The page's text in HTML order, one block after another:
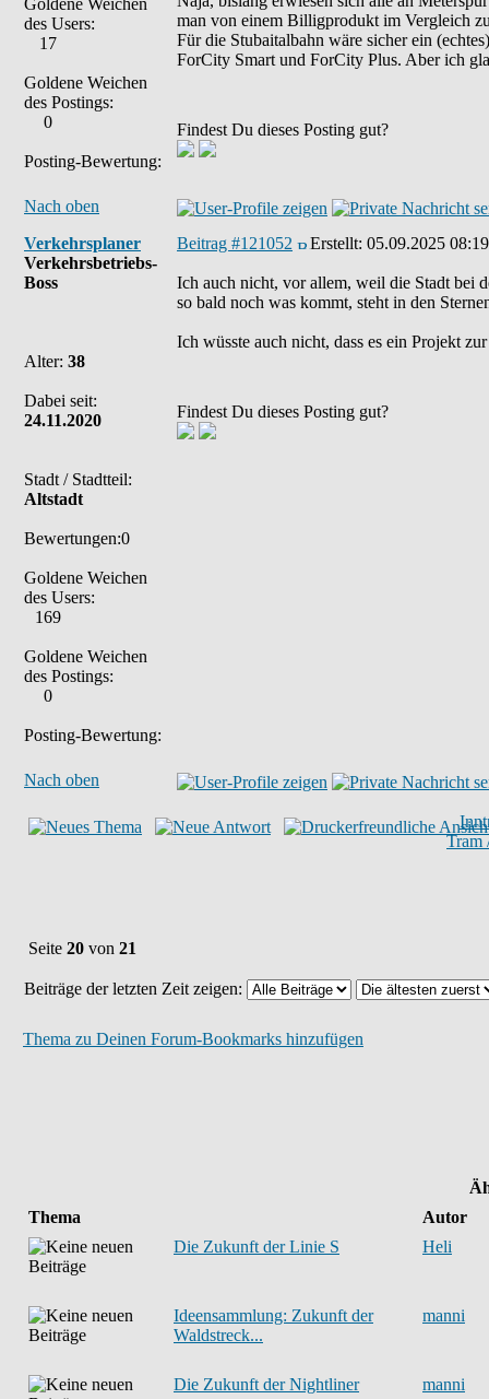
Goldene Weichen
des Users:
17
Goldene Weichen
des Postings:
0
Posting-Bewertung:
man von einem Billigprodukt im Vergleich
Für die Stubaitalbahn wäre sicher ein
ForCity Smart und ForCity Plus. Aber ich
Findest Du dieses Posting gut?
Nach oben
Verkehrsplaner
Verkehrsbetriebs-
Boss
Alter: 38
Dabei seit:
24.11.2020
Stadt / Stadtteil:
Altstadt
Bewertungen:0
Goldene Weichen
des Users:
169
Goldene Weichen
des Postings:
0
Posting-Bewertung:
Beitrag #121052 Erstellt: 05.09.2025 08:19
Ich auch nicht, vor allem, weil die Stadt bei
so bald noch was kommt, steht in den
Ich wüsste auch nicht, dass es ein Projekt
Findest Du dieses Posting gut?
Nach oben
Tram
Seite 20 von 21
Beiträge der letzten Zeit zeigen:
Thema zu Deinen Forum-Bookmarks hinzufügen
Thema
Autor
Die Zukunft der Linie S
Heli
Ideensammlung: Zukunft der
Waldstreck...
manni
Die Zukunft der Nightliner manni